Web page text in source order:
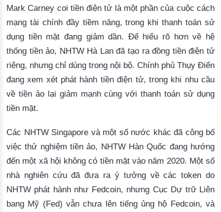
Mark Carney coi tiền điện tử là một phần của cuộc cách
mạng tài chính đầy tiềm năng, trong khi thanh toán sử
dụng tiền mặt đang giảm dần. Để hiểu rõ hơn về hệ
thống tiền ảo, NHTW Hà Lan đã tạo ra đồng tiền điện tử
riêng, nhưng chỉ dùng trong nội bộ. Chính phủ Thụy Điển
đang xem xét phát hành tiền điện tử, trong khi nhu cầu
về tiền ảo lại giảm mạnh cùng với thanh toán sử dụng
tiền mặt.
Các NHTW Singapore và một số nước khác đã công bố
việc thử nghiệm tiền ảo, NHTW Hàn Quốc đang hướng
đến một xã hội không có tiền mặt vào năm 2020. Một số
nhà nghiên cứu đã đưa ra ý tưởng về các token do
NHTW phát hành như Fedcoin, nhưng Cục Dự trữ Liên
bang Mỹ (Fed) vẫn chưa lên tiếng ủng hộ Fedcoin, và